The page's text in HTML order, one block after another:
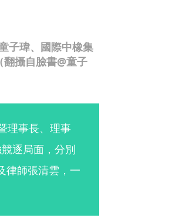
子瑋、國際中橡集
攝自臉書@童子
理事長、理事
逐局面，分別
律師張清雲，一